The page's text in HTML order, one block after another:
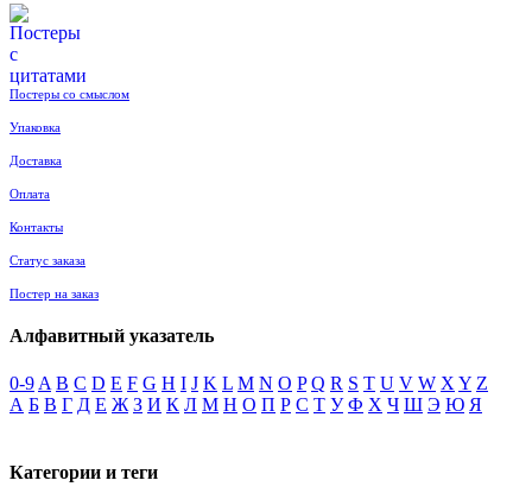
Постеры со смыслом
Упаковка
Доставка
Оплата
Контакты
Статус заказа
Постер на заказ
Алфавитный указатель
0-9 A B C D E F G H I J K L M N O P Q R S T U V W X Y Z
А Б В Г Д Е Ж З И К Л М Н О П Р С Т У Ф Х Ч Ш Э Ю Я
Категории и теги